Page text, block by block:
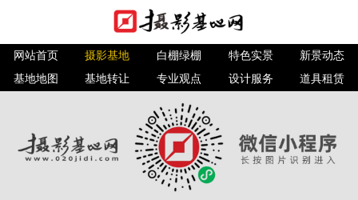
网站首页 摄影基地 白棚绿棚 特色实景
新景动态
基地地图
基地转让 专业观点 设计服务 道具租赁